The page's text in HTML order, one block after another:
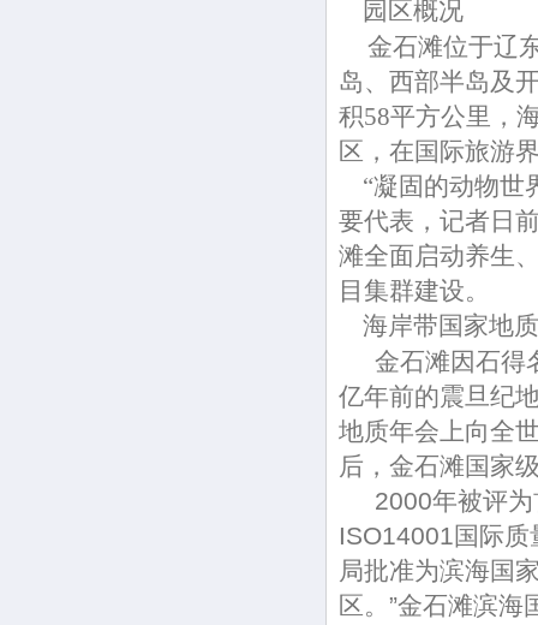
园区概况
金石滩位于辽
岛、西部半岛及
积58平方公里，
区，在国际旅游
“凝固的动物世
要代表，记者日
滩全面启动养生
目集群建设。
海岸带国家地
金石滩因石得
亿年前的震旦纪
地质年会上向全
后，金石滩国家
2000年被评为
ISO14001国际
局批准为滨海国
区。”金石滩滨